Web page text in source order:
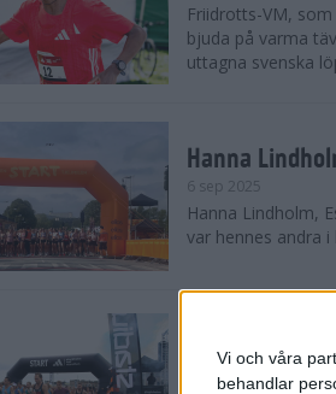
Vi och våra
behandlar
Friidrotts-VM,
bjuda på varma
uttagna svenska
Hanna
6 sep 2025
Hanna Lindholm,
var hennes andra
Snabbaste
Stockholm
30 aug 2025